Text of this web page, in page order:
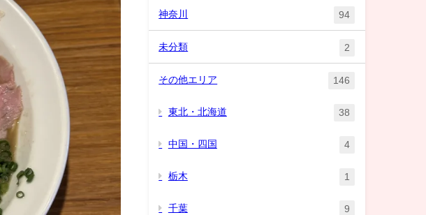
神奈川 94
未分類 2
その他エリア 146
東北・北海道 38
中国・四国 4
栃木 1
千葉 9